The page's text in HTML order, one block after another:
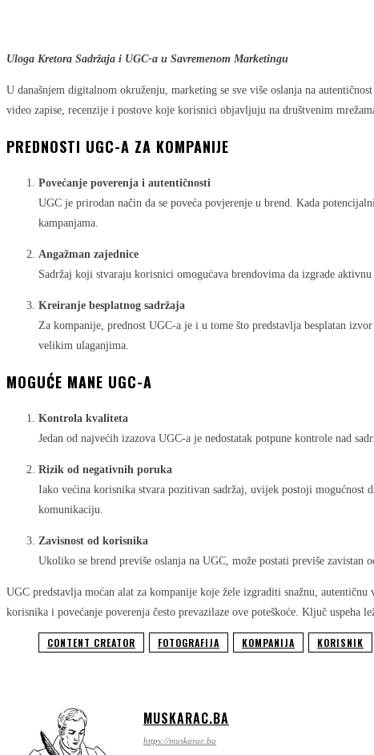
Uloga Kretora Sadržaja i UGC-a u Savremenom Marketingu
U današnjem digitalnom okruženju, marketing se sve više oslanja na
video zapise, recenzije i postove koje korisnici objavljuju na društvenim
PREDNOSTI UGC-A ZA KOMPANIJE
Povećanje poverenja i autentičnosti
UGC je prirodan način da se poveća povjerenje u brend. Kada
kampanjama.
Angažman zajednice
Sadržaj koji stvaraju korisnici omogućava brendovima da izgrade
Kreiranje besplatnog sadržaja
Za kompanije, prednost UGC-a je i u tome što predstavlja besplatan
velikim ulaganjima.
MOGUĆE MANE UGC-A
Kontrola kvaliteta
Jedan od najvećih izazova UGC-a je nedostatak potpune kontrole nad
Rizik od negativnih poruka
Iako većina korisnika stvara pozitivan sadržaj, uvijek postoji
komunikaciju.
Zavisnost od korisnika
Ukoliko se brend previše oslanja na UGC, može postati previše
UGC predstavlja moćan alat za kompanije koje žele izgraditi snažnu,
korisnika i povećanje poverenja često prevazilaze ove poteškoće. Ključ
CONTENT CREATOR FOTOGRAFIJA KOMPANIJA KORISNIK
MUSKARAC.BA
https://muskarac.ba